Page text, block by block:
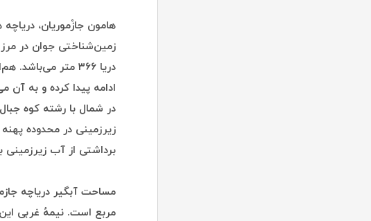
هامون جازْموریان،
زمین‌شناختی جوان در
دریا ۳۶۶ متر
در شمال با رشته کوه
زیرزمینی در محدوده
برداشتی از آب